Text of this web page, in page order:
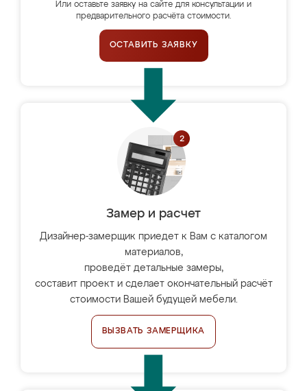
Или оставьте заявку на сайте для консультации и
предварительного расчёта стоимости.
ОСТАВИТЬ ЗАЯВКУ
Замер и расчет
Дизайнер-замерщик приедет к Вам с каталогом
материалов,
проведёт детальные замеры,
составит проект и сделает окончательный расчёт
стоимости Вашей будущей мебели.
ВЫЗВАТЬ ЗАМЕРЩИКА